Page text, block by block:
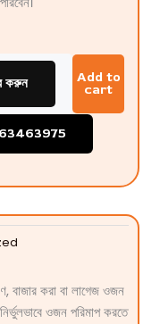
করুন Add to
cart
বাজার করা বা লাগেজ ওজন
ওজন পরিমাপ করতে